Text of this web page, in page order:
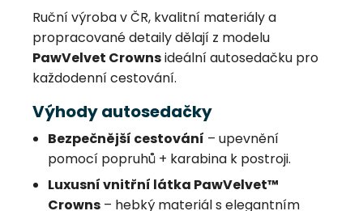
Ruční výroba v ČR, kvalitní materiály a
propracované detaily dělají z modelu
PawVelvet Crownsideální autosedačku pro
každodenní cestování.
Výhody autosedačky
Bezpečnější cestování – upevnění
pomocí popruhů + karabina k postroji.
Luxusní vnitřní látka PawVelvet™
Crowns – hebký materiál s elegantním